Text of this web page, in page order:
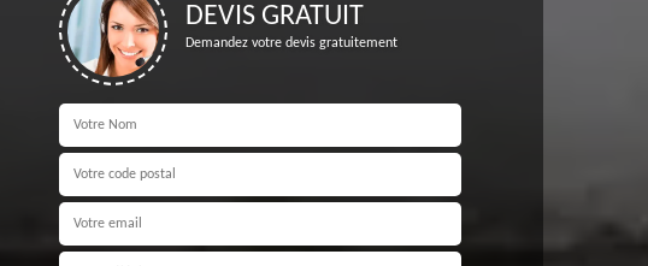
DEVIS GRATUIT
Demandez votre devis gratuitement